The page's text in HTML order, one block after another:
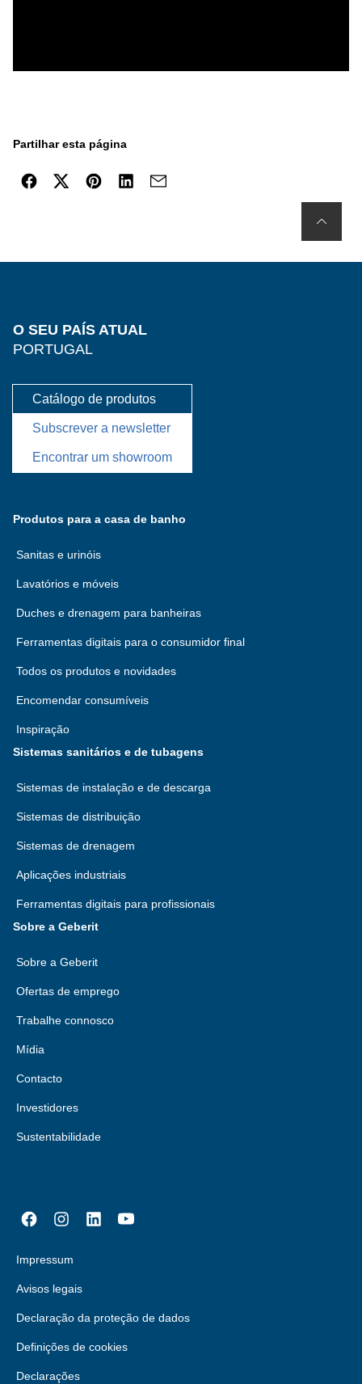
Partilhar esta página
O SEU PAÍS ATUAL
PORTUGAL
Catálogo de produtos
Subscrever a newsletter
Encontrar um showroom
Produtos para a casa de banho
Sanitas e urinóis
Lavatórios e móveis
Duches e drenagem para banheiras
Ferramentas digitais para o consumidor final
Todos os produtos e novidades
Encomendar consumíveis
Inspiração
Sistemas sanitários e de tubagens
Sistemas de instalação e de descarga
Sistemas de distribuição
Sistemas de drenagem
Aplicações industriais
Ferramentas digitais para profissionais
Sobre a Geberit
Sobre a Geberit
Ofertas de emprego
Trabalhe connosco
Mídia
Contacto
Investidores
Sustentabilidade
Impressum
Avisos legais
Declaração da proteção de dados
Definições de cookies
Declarações